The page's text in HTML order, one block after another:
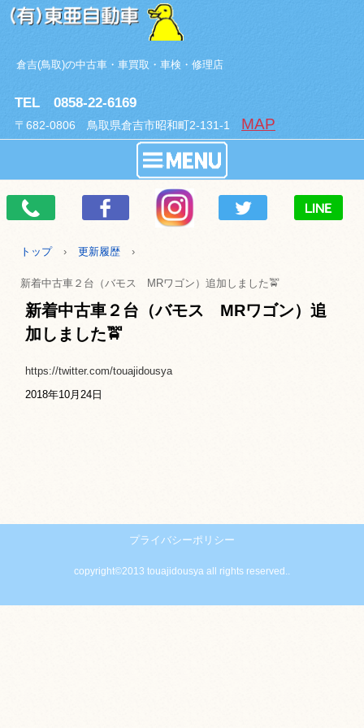
倉吉(鳥取)の中古車・車買取・車検・修理店
TEL 0858-22-6169
〒682-0806 鳥取県倉吉市昭和町2-131-1 MAP
トップ › 更新履歴 ›
新着中古車２台（バモス MRワゴン）追加しました🚖
新着中古車２台（バモス MRワゴン）追
加しました🚖
https://twitter.com/touajidousya
2018年10月24日
プライバシーポリシー
copyright©2013 touajidousya all rights reserved..